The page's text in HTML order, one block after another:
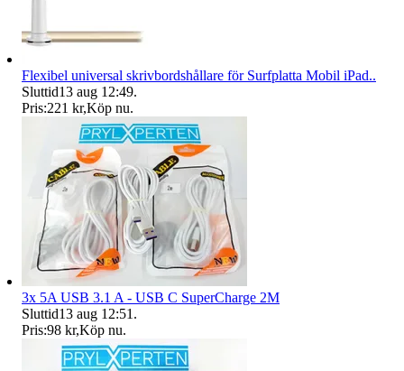
Flexibel universal skrivbordshållare för Surfplatta Mobil iPad..
Sluttid13 aug 12:49.
Pris:221 kr,Köp nu.
3x 5A USB 3.1 A - USB C SuperCharge 2M
Sluttid13 aug 12:51 .
Pris:98 kr,Köp nu.